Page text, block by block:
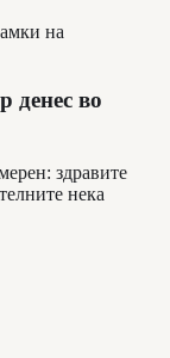
на
денес во
здравите
нека